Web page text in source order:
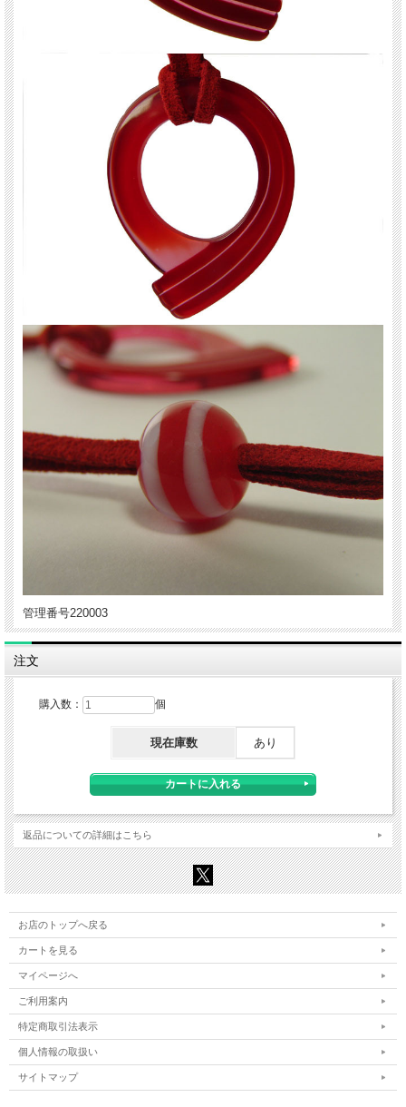
管理番号220003
注文
購入数： 個
現在庫数 あり
返品についての詳細はこちら
お店のトップへ戻る
カートを見る
マイページへ
ご利用案内
特定商取引法表示
個人情報の取扱い
サイトマップ